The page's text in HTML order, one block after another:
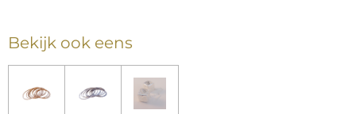
Bekijk ook eens